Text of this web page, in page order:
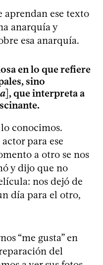
aprendan ese texto
anarquía y
esa anarquía.
en lo que refiere
sino
], que interpreta a
conocimos.
para ese
a otro se nos
y dijo que no
nos dejó de
día para el otro,
“me gusta” en
del